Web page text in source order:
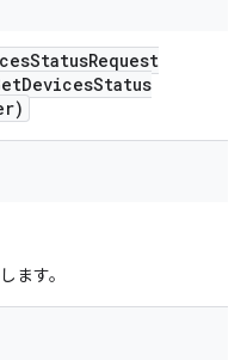
StatusRequest
DevicesStatus
ます。